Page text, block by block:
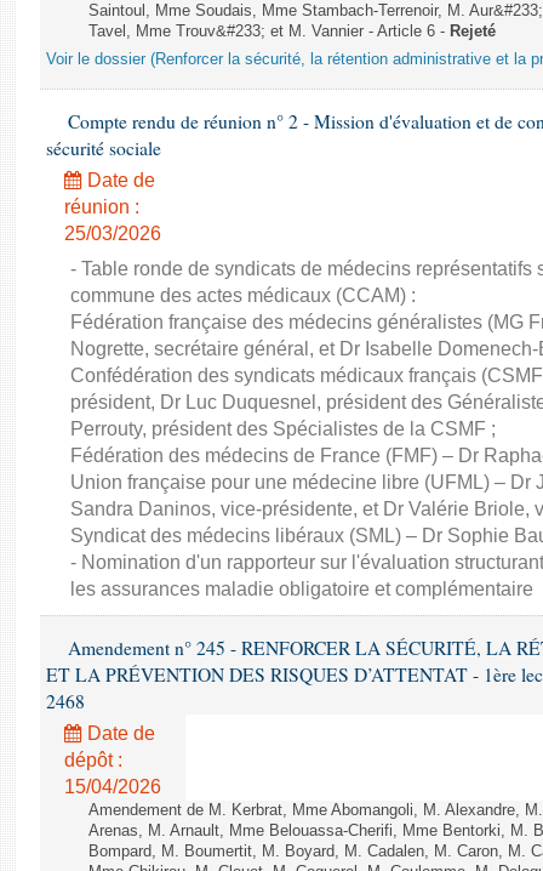
Saintoul, Mme Soudais, Mme Stambach-Terrenoir, M.
Tavel, Mme Trouv&#233; et M. Vannier - Article 6 - Rejeté
Voir le dossier (Renforcer la sécurité, la rétention administrative et la
Compte rendu de réunion n° 2 - Mission d'évaluation et de
sécurité sociale
Date de
réunion :
25/03/2026
- Table ronde de syndicats de médecins
commune des actes médicaux (CCAM) :
Fédération française des médecins généralistes (MG
Nogrette, secrétaire général, et Dr Isabelle
Confédération des syndicats médicaux français
président, Dr Luc Duquesnel, président des
Perrouty, président des Spécialistes de la CSMF ;
Fédération des médecins de France (FMF) – Dr
Union française pour une médecine libre (UFML) – Dr
Sandra Daninos, vice-présidente, et Dr Valérie Briole,
Syndicat des médecins libéraux (SML) – Dr Sophie
- Nomination d'un rapporteur sur l'évaluation
les assurances maladie obligatoire et complémentaire
Amendement n° 245 - RENFORCER LA SÉCURITÉ, LA
ET LA PRÉVENTION DES RISQUES D’ATTENTAT - 1ère
2468
Date de
dépôt :
15/04/2026
Amendement de M. Kerbrat, Mme Abomangoli, M. Alexandre,
Arenas, M. Arnault, Mme Belouassa-Cherifi, Mme Bentorki, M.
Bompard, M. Boumertit, M. Boyard, M. Cadalen, M. Caron, M.